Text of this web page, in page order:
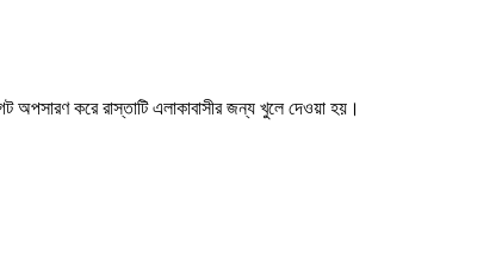
অপসারণ করে রাস্তাটি এলাকাবাসীর জন্য খুলে দেওয়া হয়।